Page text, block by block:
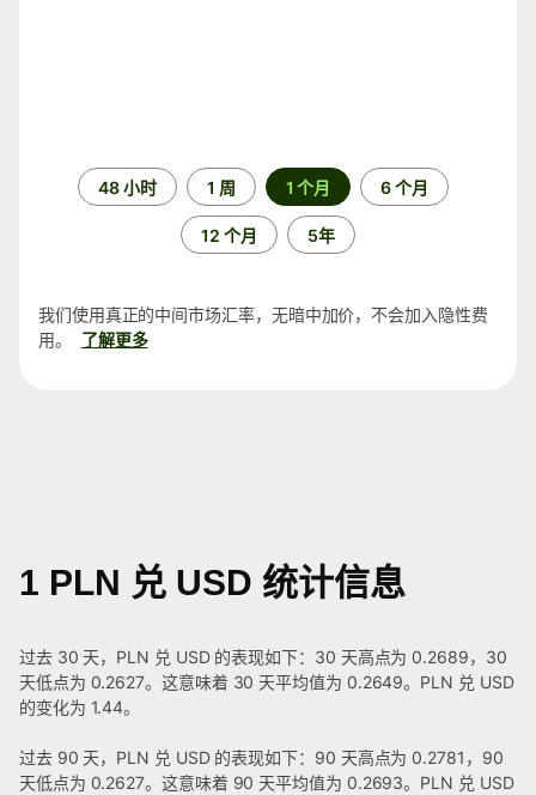
48 小时 1 周 1 个月 6 个月
12 个月 5年
我们使用真正的中间市场汇率，无暗中加价，不会加入隐性费
用。
了解更多
1 PLN 兑 USD 统计信息
过去 30 天，PLN 兑 USD 的表现如下：30 天高点为 0.2689，30
天低点为 0.2627。这意味着 30 天平均值为 0.2649。PLN 兑 USD
的变化为 1.44。
过去 90 天，PLN 兑 USD 的表现如下：90 天高点为 0.2781，90
天低点为 0.2627。这意味着 90 天平均值为 0.2693。PLN 兑 USD